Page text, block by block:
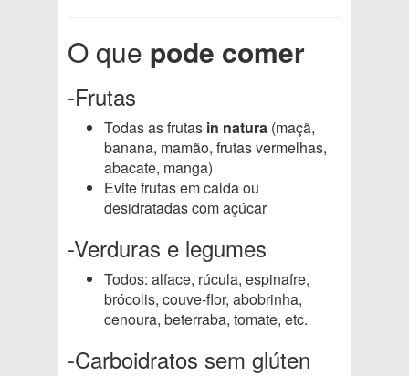
O que pode comer
-Frutas
Todas as frutas in natura (maçã,
banana, mamão, frutas vermelhas,
abacate, manga)
Evite frutas em calda ou
desidratadas com açúcar
-Verduras e legumes
Todos: alface, rúcula, espinafre,
brócolis, couve-flor, abobrinha,
cenoura, beterraba, tomate, etc.
-Carboidratos sem glúten